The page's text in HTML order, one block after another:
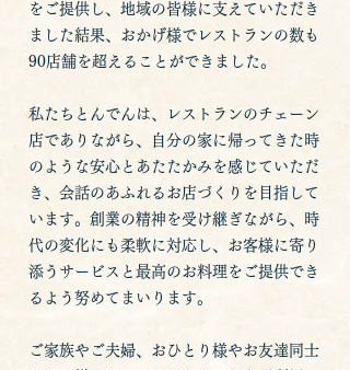
をご提供し、地域の皆様に支えていただき
ました結果、おかげ様でレストランの数も
90店舗を超えることができました。
私たちとんでんは、レストランのチェーン
店でありながら、自分の家に帰ってきた時
のような安心とあたたかみを感じていただ
き、会話のあふれるお店づくりを目指して
います。創業の精神を受け継ぎながら、時
代の変化にも柔軟に対応し、お客様に寄り
添うサービスと最高のお料理をご提供でき
るよう努めてまいります。
ご家族やご夫婦、おひとり様やお友達同士